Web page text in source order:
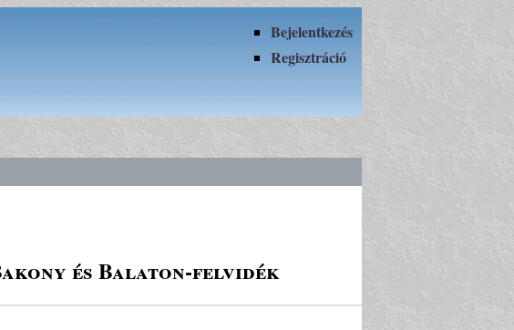
Bejelentkezés
Regisztráció
és Balaton-felvidék